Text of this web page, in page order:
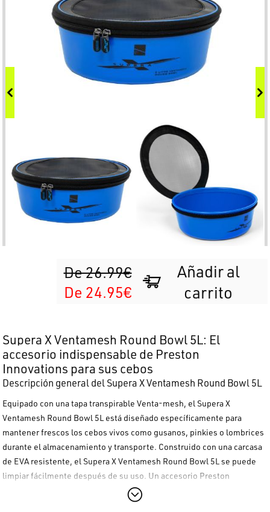
De 26.99€
De 24.95€
Añadir al
carrito
Supera X Ventamesh Round Bowl 5L: El
accesorio indispensable de Preston
Innovations para sus cebos
Descripción general del Supera X Ventamesh Round Bowl 5L
Equipado con una tapa transpirable Venta-mesh, elSupera X
Ventamesh Round Bowl 5L está diseñado específicamente para
mantener frescos los cebos vivos como gusanos, pinkies o lombrices
durante el almacenamiento y transporte. Construido con una carcasa
de EVA resistente, el Supera X Ventamesh Round Bowl 5Lse puede
limpiar fácilmente después de su uso. Un accesorio Preston
fundamental para quienes aman la pesca feeder y el